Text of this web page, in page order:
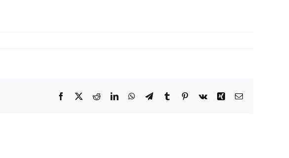
Facebook
X RedditLinkedInWhatsApp
TelegramTumblrPinterest
Vk Xing Correo